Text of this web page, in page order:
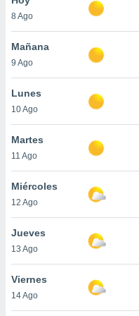
en
más
nuestra
de
cookies
aceptar
8 Ago
Mañana
9 Ago
Lunes
10 Ago
Martes
11 Ago
Miércoles
12 Ago
Jueves
13 Ago
Viernes
14 Ago